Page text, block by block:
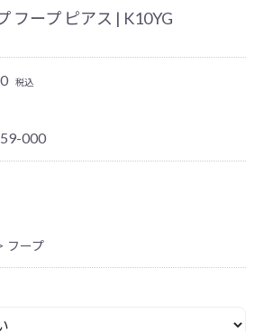
フープ ピアス | K10YG
税込
000
フープ